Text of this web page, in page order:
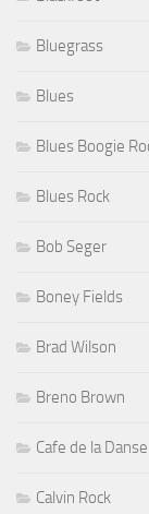
Bluegrass
Blues
Blues Boogie
Blues Rock
Bob Seger
Boney Fields
Brad Wilson
Breno Brown
Cafe de la Danse
Calvin Rock